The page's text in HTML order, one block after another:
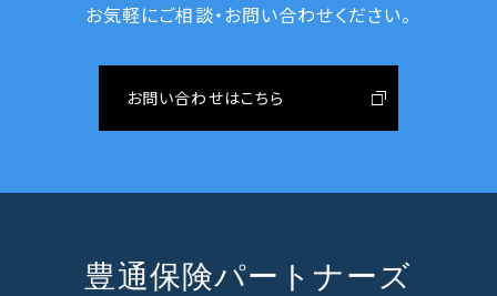
お気軽にご相談・お問い合わせください。
お問い合わせはこちら
豊通保険パートナーズ